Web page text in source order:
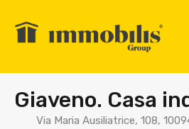
Giaveno. Casa
Via Maria Ausiliatrice, 108,